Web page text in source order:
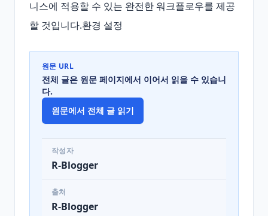
니스에 적용할 수 있는 완전한 워크플로우를 제공
할 것입니다.환경 설정
원문 URL
전체 글은 원문 페이지에서 이어서 읽을 수 있습니
다.
원문에서 전체 글 읽기
작성자
R-Blogger
출처
R-Blogger